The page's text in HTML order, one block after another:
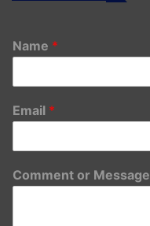
Name *
Email *
Comment or Message